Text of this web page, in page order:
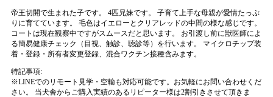
帝王切開で生まれた子です。 4匹兄妹です。 子育て上手な母親が愛情たっぷ
りに育てています。 毛色はイエローとクリアレッドの中間の様な感じです。
コートは現在観察中ですがスムースだと思います。 お引渡し前に獣医師によ
る簡易健康チェック（目視、触診、聴診等）を行います。 マイクロチップ装
着・登録・所有者変更登録、混合ワクチン接種含みます。
特記事項:
※LINEでのリモート見学・空輸も対応可能です。お気軽にお問い合わせくだ
さい。 当犬舎からご購入実績のあるリピーター様は2割引きさせて頂きま